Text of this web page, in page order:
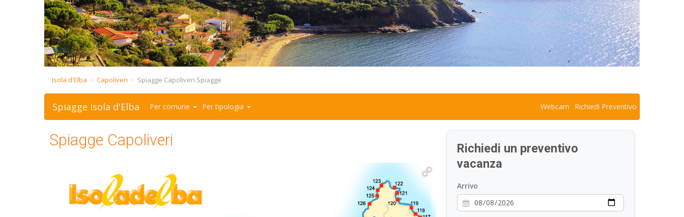
SLO
Isola d'Elba Capoliveri Spiagge Capoliveri Spiagge
Spiagge Isola d'Elba Per comune Per tipologia Webcam Richiedi Preventivo
Spiagge Capoliveri
Richiedi un preventivo
vacanza
Arrivo